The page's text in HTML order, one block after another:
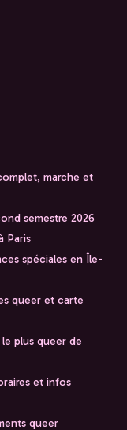
marche et
semestre 2026
Paris
spéciales en Île-
queer et carte
plus queer de
et infos
queer